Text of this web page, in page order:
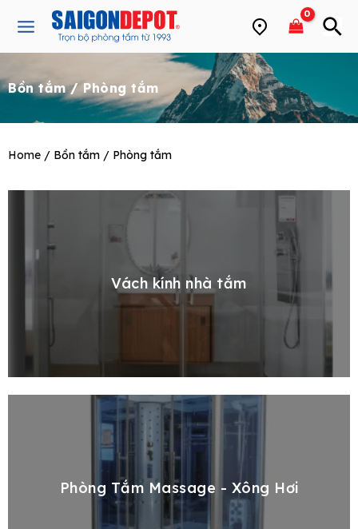
Main
Bồn tắm / Phòng tắm
Home / Bồn tắm / Phòng tắm
Vách kính nhà tắm
Phòng Tắm Massage - Xông Hơi